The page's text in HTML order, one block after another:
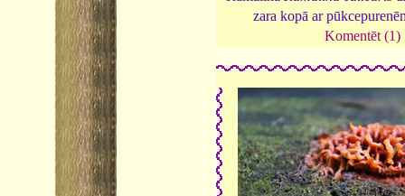
zara kopā ar
Komentēt (1)